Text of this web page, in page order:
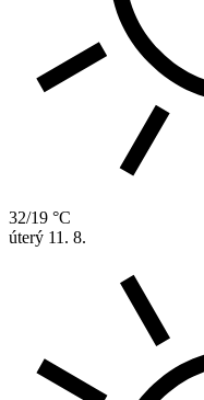
32/19 °C
úterý 11. 8.